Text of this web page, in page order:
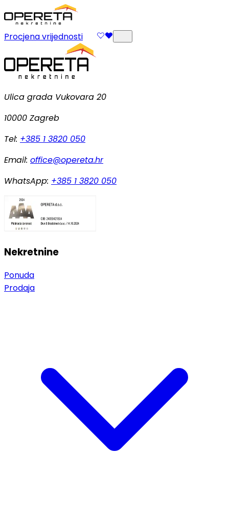
Procjena vrijednosti
Ulica grada Vukovara 20
10000 Zagreb
Tel: +385 1 3820 050
Email: office@opereta.hr
WhatsApp: +385 1 3820 050
Nekretnine
Ponuda
Prodaja